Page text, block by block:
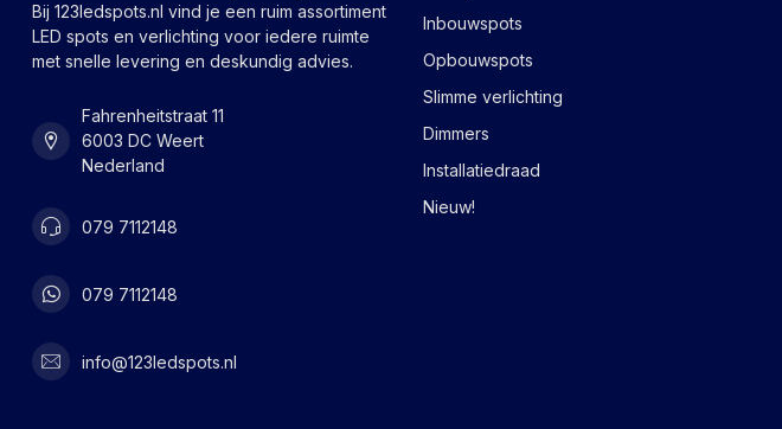
Bij 123ledspots.nl vind je een ruim assortiment
LED spots en verlichting voor iedere ruimte
met snelle levering en deskundig advies.
Fahrenheitstraat 11
6003 DC Weert
Nederland
079 7112148
079 7112148
info@123ledspots.nl
Inbouwspots
Opbouwspots
Slimme verlichting
Dimmers
Installatiedraad
Nieuw!